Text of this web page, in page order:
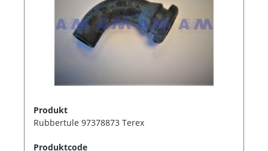
Produkt
Rubbertule 97378873 Terex
Produktcode